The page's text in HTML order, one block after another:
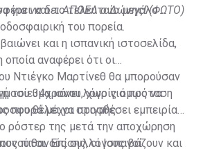
και το τελευταίο μεγάλο
του πορεία.
για να δει ΑΠΟΕΛ ο Δώνης! (ΦΩΤΟ)
και η ισπανική ιστοσελίδα,
αναφέρει ότι οι
Ντιέγκο Μαρτίνεθ θα μπορούσαν
του 34χρονου, χωρίς όμως να
μέχρι στιγμής.
κάνει λόγο για πρόταση
που θέλει να προσθέσει εμπειρία
ρόστερ της μετά την αποχώρηση
Επίσης, οι Ισπανοί
πιθανούς συλλόγους βάζουν και